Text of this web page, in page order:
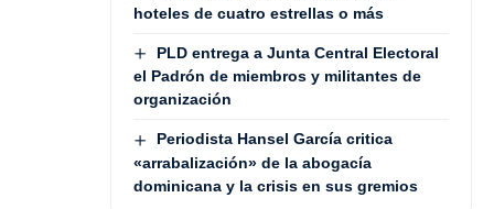
hoteles de cuatro estrellas o más
PLD entrega a Junta Central Electoral
el Padrón de miembros y militantes de
organización
Periodista Hansel García critica
«arrabalización» de la abogacía
dominicana y la crisis en sus gremios